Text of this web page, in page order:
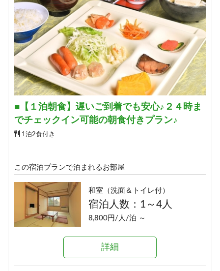
■【１泊朝食】遅いご到着でも安心♪２４時ま
でチェックイン可能の朝食付きプラン♪
1泊2食付き
この宿泊プランで泊まれるお部屋
和室（洗面＆トイレ付）
宿泊人数：1～4人
8,800円/人/泊 ～
詳細